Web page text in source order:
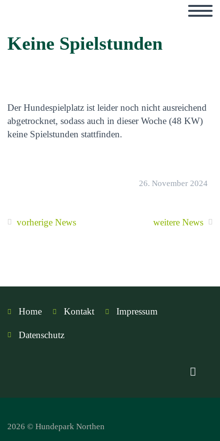
Keine Spielstunden
Der Hundespielplatz ist leider noch nicht ausreichend
abgetrocknet, sodass auch in dieser Woche (48 KW)
keine Spielstunden stattfinden.
26. November 2024
vorherige News weitere News
Home Kontakt Impressum
Datenschutz
2026 © Hundepark Northen